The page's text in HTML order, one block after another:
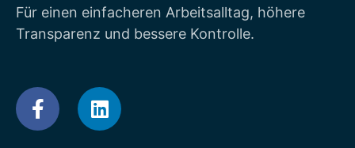
Für einen einfacheren Arbeitsalltag, höhere
Transparenz und bessere Kontrolle.